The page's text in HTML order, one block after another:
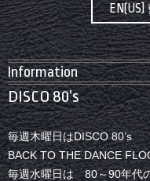
Information
DISCO 80’s
毎週木曜日はDISCO 80’s
BACK TO THE DANCE
毎週水曜日は 80～90年代